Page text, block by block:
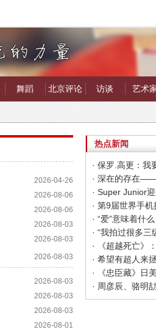
舞蹈 北京评论 访谈 艺术
2026-04-26
2026-08-06
2026-08-06
2026-08-03
2026-08-03
2026-08-03
2026-08-03
2026-08-03
2026-08-03
2026-08-01
热点新闻
· 保罗.高更：我
· 深在的存在
· “爱”意味着什
· “我拍过很多
· 《超越死亡》
· 《忠臣藏》日